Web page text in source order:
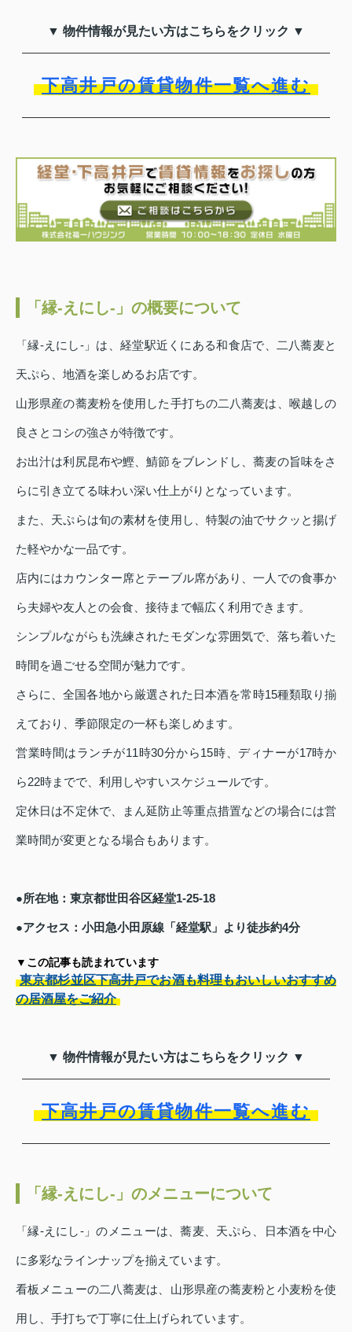
▼ 物件情報が見たい方はこちらをクリック ▼
下高井戸の賃貸物件一覧へ進む
「縁‐えにし‐」の概要について
「縁‐えにし‐」は、経堂駅近くにある和食店で、二八蕎麦と
天ぷら、地酒を楽しめるお店です。
山形県産の蕎麦粉を使用した手打ちの二八蕎麦は、喉越しの
良さとコシの強さが特徴です。
お出汁は利尻昆布や鰹、鯖節をブレンドし、蕎麦の旨味をさ
らに引き立てる味わい深い仕上がりとなっています。
また、天ぷらは旬の素材を使用し、特製の油でサクッと揚げ
た軽やかな一品です。
店内にはカウンター席とテーブル席があり、一人での食事か
ら夫婦や友人との会食、接待まで幅広く利用できます。
シンプルながらも洗練されたモダンな雰囲気で、落ち着いた
時間を過ごせる空間が魅力です。
さらに、全国各地から厳選された日本酒を常時15種類取り揃
えており、季節限定の一杯も楽しめます。
営業時間はランチが11時30分から15時、ディナーが17時か
ら22時までで、利用しやすいスケジュールです。
定休日は不定休で、まん延防止等重点措置などの場合には営
業時間が変更となる場合もあります。
●所在地：東京都世田谷区経堂1-25-18
●アクセス：小田急小田原線「経堂駅」より徒歩約4分
▼この記事も読まれています
東京都杉並区下高井戸でお酒も料理もおいしいおすすめ
の居酒屋をご紹介
▼ 物件情報が見たい方はこちらをクリック ▼
下高井戸の賃貸物件一覧へ進む
「縁‐えにし‐」のメニューについて
「縁‐えにし‐」のメニューは、蕎麦、天ぷら、日本酒を中心
に多彩なラインナップを揃えています。
看板メニューの二八蕎麦は、山形県産の蕎麦粉と小麦粉を使
用し、手打ちで丁寧に仕上げられています。